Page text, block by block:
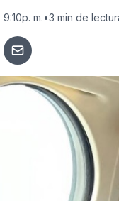
m.•3 min de